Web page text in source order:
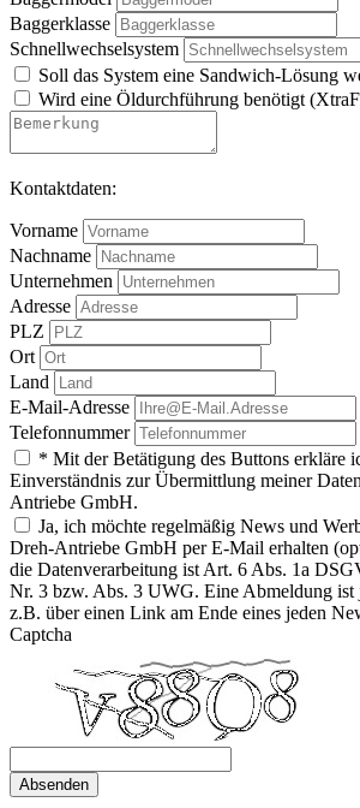
Baggerklasse
Schnellwechselsystem
Soll das System eine Sandwich-Lösung
Wird eine Öldurchführung benötigt
Kontaktdaten:
Vorname
Nachname
Unternehmen
Adresse
PLZ
Ort
Land
E-Mail-Adresse
Telefonnummer
* Mit der Betätigung des Buttons erkläre
Einverständnis zur Übermittlung meiner
Antriebe GmbH.
Ja, ich möchte regelmäßig News und
Dreh-Antriebe GmbH per E-Mail erhalten
die Datenverarbeitung ist Art. 6 Abs. 1a
Nr. 3 bzw. Abs. 3 UWG. Eine Abmeldung ist
z.B. über einen Link am Ende eines jeden
Captcha
Absenden